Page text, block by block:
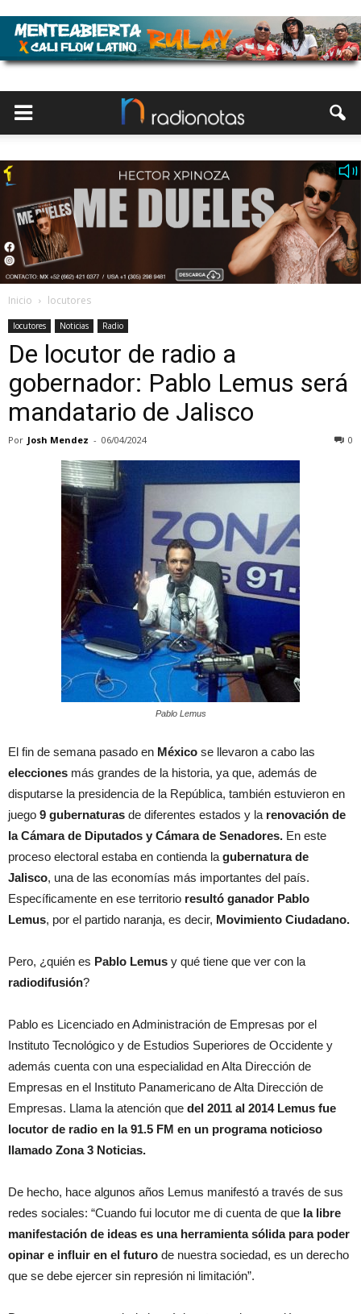
Inicio locutores
locutores Noticias Radio
De locutor de radio a
gobernador: Pablo Lemus será
mandatario de Jalisco
Por Josh Mendez - 06/04/2024 0
Pablo Lemus
El fin de semana pasado en México se llevaron a cabo las
elecciones más grandes de la historia, ya que, además de
disputarse la presidencia de la República, también estuvieron en
juego 9 gubernaturas de diferentes estados y la renovación de
la Cámara de Diputados y Cámara de Senadores. En este
proceso electoral estaba en contienda la gubernatura de
Jalisco, una de las economías más importantes del país.
Específicamente en ese territorio resultó ganador Pablo
Lemus, por el partido naranja, es decir, Movimiento Ciudadano.
Pero, ¿quién es Pablo Lemus y qué tiene que ver con la
radiodifusión?
Pablo es Licenciado en Administración de Empresas por el
Instituto Tecnológico y de Estudios Superiores de Occidente y
además cuenta con una especialidad en Alta Dirección de
Empresas en el Instituto Panamericano de Alta Dirección de
Empresas. Llama la atención que del 2011 al 2014 Lemus fue
locutor de radio en la 91.5 FM en un programa noticioso
llamado Zona 3 Noticias.
De hecho, hace algunos años Lemus manifestó a través de sus
redes sociales: “Cuando fui locutor me di cuenta de que la libre
manifestación de ideas es una herramienta sólida para poder
opinar e influir en el futuro de nuestra sociedad, es un derecho
que se debe ejercer sin represión ni limitación”.